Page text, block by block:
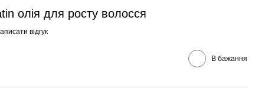
олія для росту волосся
відгук
В бажання